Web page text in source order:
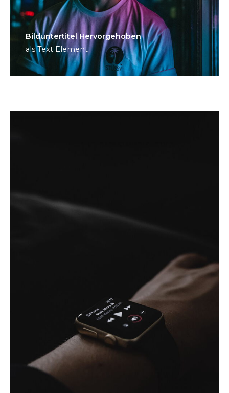
Bild­unter­titel Hervorgehoben
als Text Element